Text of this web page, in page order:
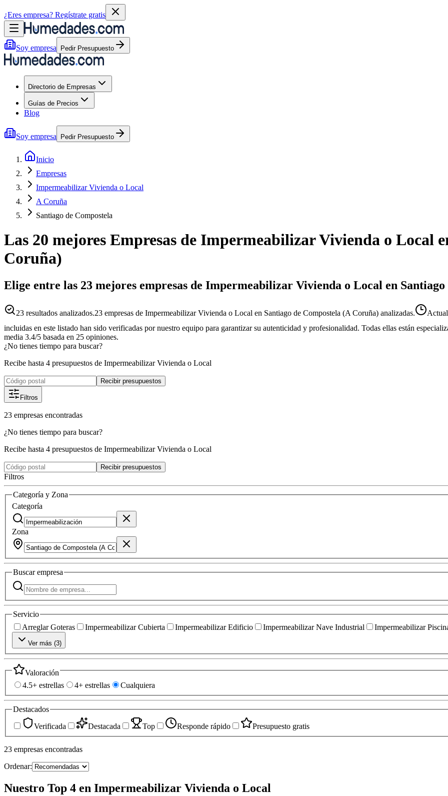
¿Eres empresa? Regístrate gratis
Soy empresa Pedir Presupuesto
Directorio de Empresas
Guías de Precios
Blog
Soy empresa Pedir Presupuesto
Inicio
Empresas
Impermeabilizar Vivienda o Local
A Coruña
Santiago de Compostela
Las 20 mejores Empresas de Impermeabilizar Vivienda o Local
Coruña)
Elige entre las 23 mejores empresas de Impermeabilizar Vivienda o Local en Santiago
23 resultados analizados.23 empresas de Impermeabilizar Vivienda o Local en Santiago de Compostela (A Coruña) analizadas.
incluidas en este listado han sido verificadas por nuestro equipo para garantizar su autenticidad y profesionalidad. Todas ellas están
media 3.4/5 basada en 25 opiniones.
¿No tienes tiempo para buscar?
Recibe hasta 4 presupuestos de Impermeabilizar Vivienda o Local
Recibir presupuestos
Filtros
23 empresas encontradas
¿No tienes tiempo para buscar?
Recibe hasta 4 presupuestos de Impermeabilizar Vivienda o Local
Recibir presupuestos
Filtros
Categoría y Zona
Categoría
Zona
Buscarempresa
Servicio
Arreglar Goteras
Impermeabilizar Cubierta Impermeabilizar Edificio Impermeabilizar Nave Industrial Impermeabilizar
Ver más (3)
Valoración
4.5+ estrellas
4+ estrellas Cualquiera
Destacados
Verificada
Destacada Top Responde rápido Presupuesto gratis
23 empresas encontradas
Ordenar:
Nuestro Top 4 en Impermeabilizar Vivienda o Local